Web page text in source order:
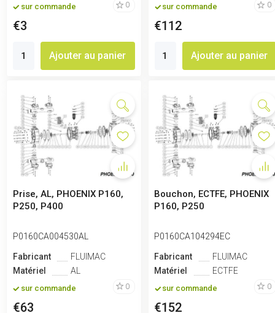
sur commande 0
€3
Ajouter au panier
sur commande 0
€112
Ajouter au panier
Prise, AL, PHOENIX P160,
P250, P400
P0160CA004530AL
Fabricant
FLUIMAC
Matériel
AL
sur commande 0
€63
Bouchon, ECTFE, PHOENIX
P160, P250
P0160CA104294EC
Fabricant
FLUIMAC
Matériel
ECTFE
sur commande 0
€152